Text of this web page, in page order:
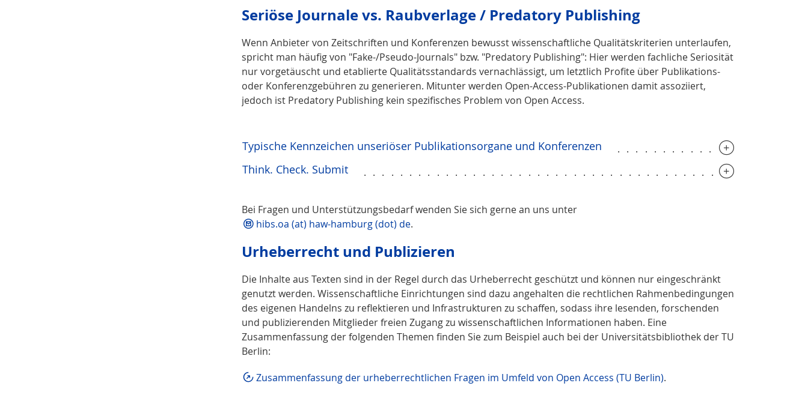
Seriöse Journale vs. Raubverlage / Predatory Publishing
Wenn Anbieter von Zeitschriften und Konferenzen bewusst wissenschaftliche Qualitätskriterien unterlaufen,
spricht man häufig von "Fake-/Pseudo-Journals" bzw. "Predatory Publishing": Hier werden fachliche Seriosität
nur vorgetäuscht und etablierte Qualitätsstandards vernachlässigt, um letztlich Profite über Publikations-
oder Konferenzgebühren zu generieren. Mitunter werden Open-Access-Publikationen damit assoziiert,
jedoch ist Predatory Publishing kein spezifisches Problem von Open Access.
Typische Kennzeichen unseriöser Publikationsorgane und Konferenzen
Think. Check. Submit
Bei Fragen und Unterstützungsbedarf wenden Sie sich gerne an uns unter
hibs.oa (at) haw-hamburg (dot) de.
Urheberrecht und Publizieren
Die Inhalte aus Texten sind in der Regel durch das Urheberrecht geschützt und können nur eingeschränkt
genutzt werden. Wissenschaftliche Einrichtungen sind dazu angehalten die rechtlichen Rahmenbedingungen
des eigenen Handelns zu reflektieren und Infrastrukturen zu schaffen, sodass ihre lesenden, forschenden
und publizierenden Mitglieder freien Zugang zu wissenschaftlichen Informationen haben. Eine
Zusammenfassung der folgenden Themen finden Sie zum Beispiel auch bei der Universitätsbibliothek der TU
Berlin:
Zusammenfassung der urheberrechtlichen Fragen im Umfeld von Open Access (TU Berlin).